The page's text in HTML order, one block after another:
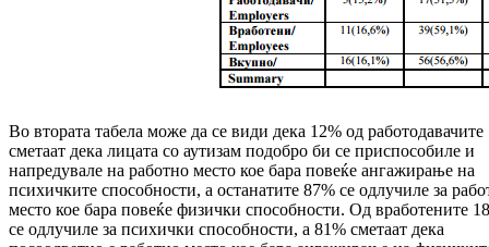
Во втората табела може да се види дека 12% од работодавачите
сметаат дека лицата со аутизам подобро би се приспособиле и
напредувале на работно место кое бара повеќе ангажирање на
психичките способности, а останатите 87% се одлучиле за
место кое бара повеќе физички способности. Од вработените
се одлучиле за психички способности, а 81% сметаат дека